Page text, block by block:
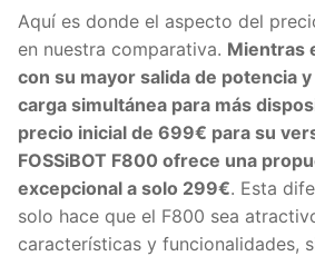
Aquí es donde el aspecto del
en nuestra comparativa. Mientras
con su mayor salida de potencia
carga simultánea para más
precio inicial de 699€ para su
FOSSiBOT F800 ofrece una
excepcional a solo 299€. Esta
solo hace que el F800 sea
características y funcionalidades,